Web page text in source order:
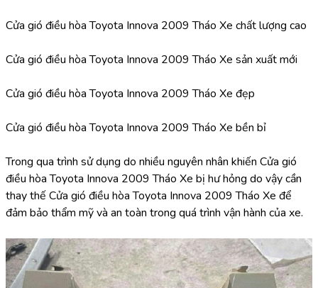
Cửa gió điều hòa Toyota Innova 2009 Tháo Xe chất lượng cao
Cửa gió điều hòa Toyota Innova 2009 Tháo Xe sản xuất mới
Cửa gió điều hòa Toyota Innova 2009 Tháo Xe đẹp
Cửa gió điều hòa Toyota Innova 2009 Tháo Xe bền bỉ
Trong qua trình sử dụng do nhiều nguyên nhân khiến Cửa gió
điều hòa Toyota Innova 2009 Tháo Xe bị hư hỏng do vậy cần
thay thế Cửa gió điều hòa Toyota Innova 2009 Tháo Xe để
đảm bảo thẩm mỹ và an toàn trong quá trình vận hành của xe.